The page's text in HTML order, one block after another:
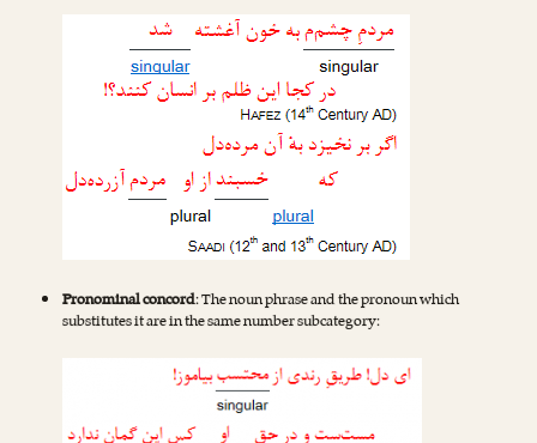
Pronominal concord: The noun phrase and the pronoun which
substitutes it are in the same number subcategory: